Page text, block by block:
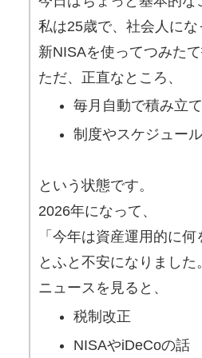
私は25歳で、社会人にな
新NISAを使ってつみた
ただ、正直なところ、
毎月自動で積み立
制度やスケジュー
という状態です。
2026年になって、
「今年は資産運用的に
とふと不安になりました。
ニュースを見ると、
税制改正
NISAやiDeCoの話